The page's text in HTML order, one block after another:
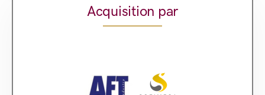
Acquisition par